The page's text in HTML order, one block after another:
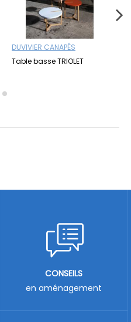
DUVIVIER CANAPÉS
Table basse TRIOLET
CONSEILS
en aménagement